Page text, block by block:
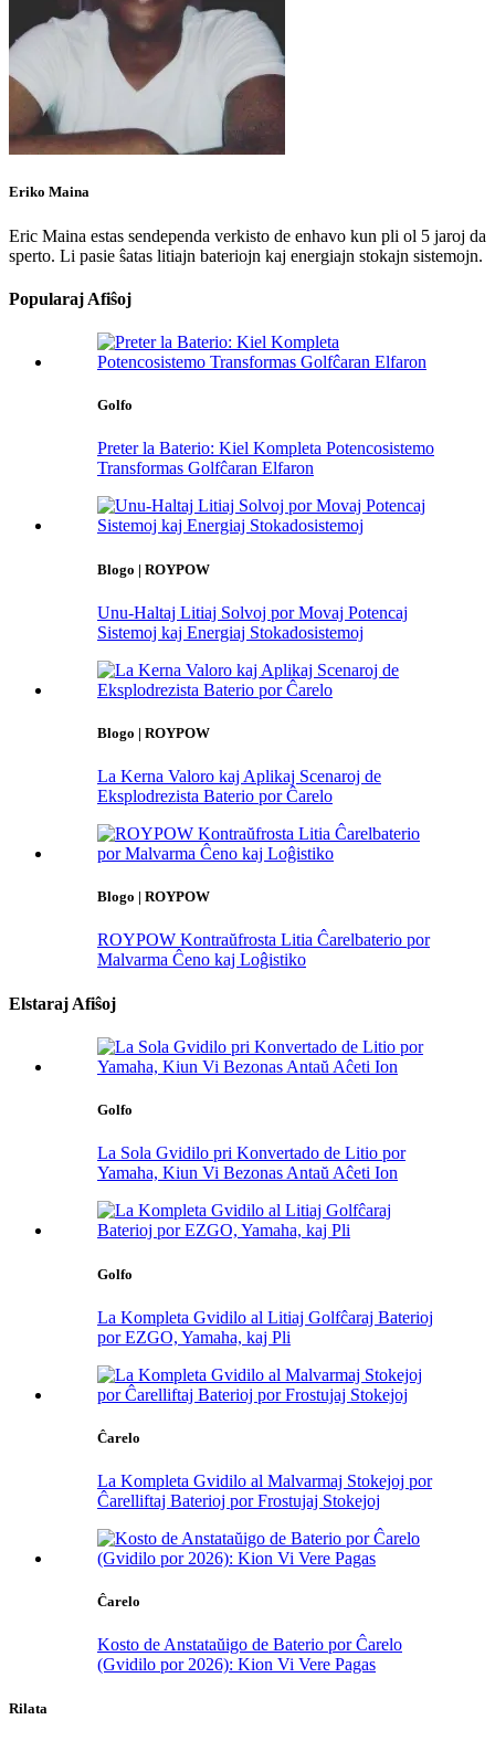
Eriko Maina
Eric Maina estas sendependa verkisto de enhavo kun pli ol 5 jaroj da
sperto. Li pasie ŝatas litiajn bateriojn kaj energiajn stokajn sistemojn.
Popularaj Afiŝoj
Golfo
Preter la Baterio: Kiel Kompleta Potencosistemo
Transformas Golfĉaran Elfaron
Blogo | ROYPOW
Unu-Haltaj Litiaj Solvoj por Movaj Potencaj
Sistemoj kaj Energiaj Stokadosistemoj
Blogo | ROYPOW
La Kerna Valoro kaj Aplikaj Scenaroj de
Eksplodrezista Baterio por Ĉarelo
Blogo | ROYPOW
ROYPOW Kontraŭfrosta Litia Ĉarelbaterio por
Malvarma Ĉeno kaj Loĝistiko
Elstaraj Afiŝoj
Golfo
La Sola Gvidilo pri Konvertado de Litio por
Yamaha, Kiun Vi Bezonas Antaŭ Aĉeti Ion
Golfo
La Kompleta Gvidilo al Litiaj Golfĉaraj Baterioj
por EZGO, Yamaha, kaj Pli
Ĉarelo
La Kompleta Gvidilo al Malvarmaj Stokejoj por
Ĉarelliftaj Baterioj por Frostujaj Stokejoj
Ĉarelo
Kosto de Anstataŭigo de Baterio por Ĉarelo
(Gvidilo por 2026): Kion Vi Vere Pagas
Rilata